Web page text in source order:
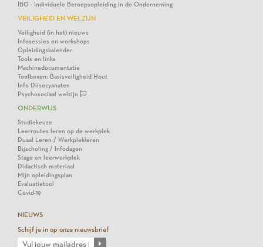
IBO - Individuele Beroepsopleiding in de Onderneming
VEILIGHEID EN WELZIJN
Veiligheid (in het) nieuws
Infosessies en workshops
Opleidingskalender
Tools en links
Machinedocumentatie
Toolboxen: Basisveiligheid Hout
Info Diisocyanaten
Psychosociaal welzijn
ONDERWIJS
Studiekeuze
Leerroutes leren op de werkplek
Duaal Leren / Werkplekleren
Bijscholing / Infodagen
Stage en leerwerkplek
Didactisch materiaal
Mijn opleidingsplan
Evaluatietool
Covid-19
NIEUWS
Schijf je in op onze nieuwsbrief